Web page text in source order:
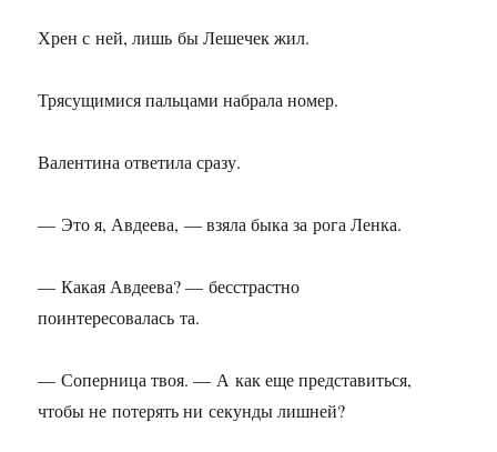
Хрен с ней, лишь бы Лешечек жил.
Трясущимися пальцами набрала номер.
Валентина ответила сразу.
— Это я, Авдеева, — взяла быка за рога Ленка.
— Какая Авдеева? — бесстрастно
поинтересовалась та.
— Соперница твоя. — А как еще представиться,
чтобы не потерять ни секунды лишней?